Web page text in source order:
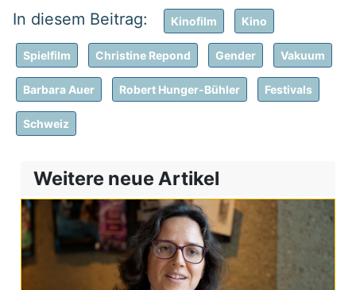
Kinofilm Kino
Spielfilm Christine Repond Gender Vakuum
Barbara Auer Robert Hunger-Bühler Festivals
Schweiz
Weitere neue Artikel